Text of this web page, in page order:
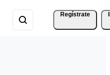
Regístrate